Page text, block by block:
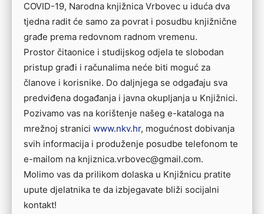
COVID-19, Narodna knjižnica Vrbovec u iduća dva
tjedna radit će samo za povrat i posudbu knjižnične
građe prema redovnom radnom vremenu.
Prostor čitaonice i studijskog odjela te slobodan
pristup građi i računalima neće biti moguć za
članove i korisnike. Do daljnjega se odgađaju sva
predviđena događanja i javna okupljanja u Knjižnici.
Pozivamo vas na korištenje našeg e-kataloga na
mrežnoj stranici www.nkv.hr, mogućnost dobivanja
svih informacija i produženje posudbe telefonom te
e-mailom na knjiznica.vrbovec@gmail.com.
Molimo vas da prilikom dolaska u Knjižnicu pratite
upute djelatnika te da izbjegavate bliži socijalni
kontakt!